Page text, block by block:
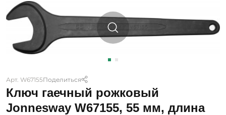
Арт. W67155Поделиться
Ключ гаечный рожковый
Jonnesway W67155, 55 мм, длина